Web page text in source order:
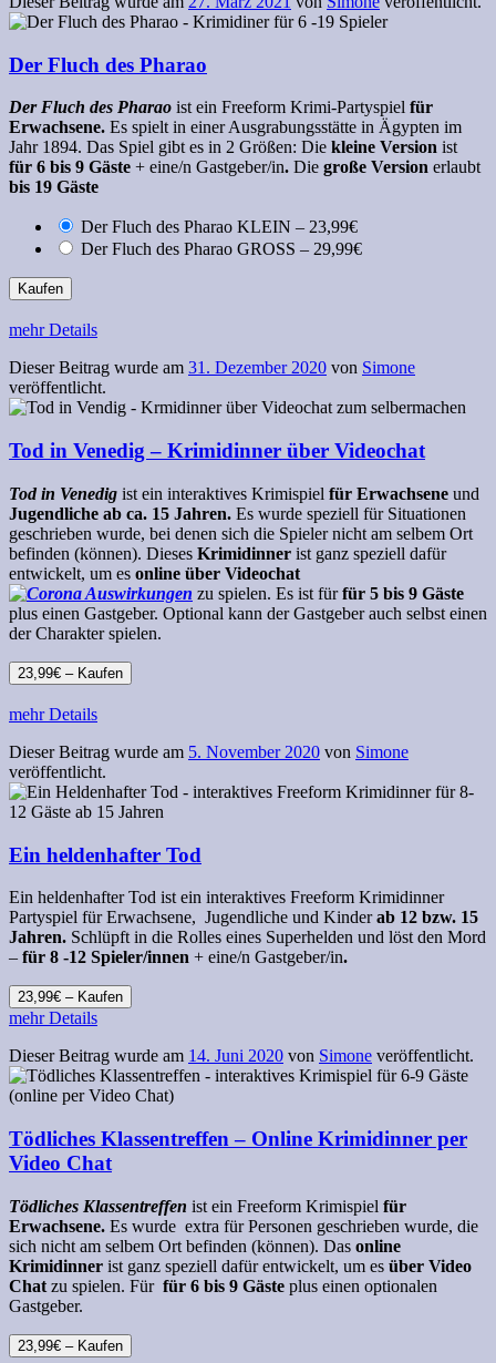
Der Fluch des Pharao
Der Fluch des Pharao ist ein Freeform Krimi-Partyspiel für
Erwachsene. Es spielt in einer Ausgrabungsstätte in Ägypten im
Jahr 1894. Das Spiel gibt es in 2 Größen: Die kleine Version ist
für 6 bis 9 Gäste + eine/n Gastgeber/in. Die große Version erlaubt
bis 19 Gäste
Der Fluch des Pharao KLEIN – 23,99€
Der Fluch des Pharao GROSS – 29,99€
Kaufen
mehr Details
Dieser Beitrag wurde am 31. Dezember 2020 von Simone
veröffentlicht.
Tod in Venedig – Krimidinner über Videochat
Tod in Venedig ist ein interaktives Krimispiel für Erwachsene und
Jugendliche ab ca. 15 Jahren. Es wurde speziell für Situationen
geschrieben wurde, bei denen sich die Spieler nicht am selbem Ort
befinden (können). Dieses Krimidinner ist ganz speziell dafür
entwickelt, um es online über Videochat
zu spielen. Es ist fürfür 5 bis 9 Gäste
plus einen Gastgeber. Optional kann der Gastgeber auch selbst einen
der Charakter spielen.
23,99€ – Kaufen
mehr Details
Dieser Beitrag wurde am 5. November 2020 von Simone
veröffentlicht.
Ein heldenhafter Tod
Ein heldenhafter Tod ist ein interaktives Freeform Krimidinner
Partyspiel für Erwachsene, Jugendliche und Kinderab 12 bzw. 15
Jahren. Schlüpft in die Rolles eines Superhelden und löst den Mord
– für 8 -12 Spieler/innen + eine/n Gastgeber/in.
23,99€ – Kaufen
mehr Details
Dieser Beitrag wurde am 14. Juni 2020 von Simone veröffentlicht.
Tödliches Klassentreffen – Online Krimidinner per
Video Chat
Tödliches Klassentreffen ist ein Freeform Krimispiel für
Erwachsene. Es wurde extra für Personen geschrieben wurde, die
sich nicht am selbem Ort befinden (können). Das online
Krimidinner ist ganz speziell dafür entwickelt, um es über Video
Chat zu spielen. Für für 6 bis 9 Gäste plus einen optionalen
Gastgeber.
23,99€ – Kaufen